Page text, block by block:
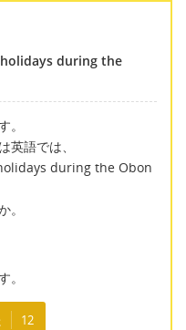
during the
。
英語では、
during the Obon
。
。
12